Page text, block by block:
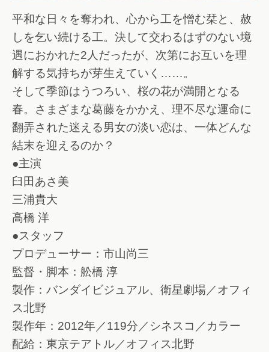
平和な日々を奪われ、心から工を憎む栞と、赦
しを乞い続ける工。決して交わるはずのない境
遇におかれた2人だったが、次第にお互いを理
解する気持ちが芽生えていく……。
そして季節はうつろい、桜の花が満開となる
春。さまざまな葛藤をかかえ、理不尽な運命に
翻弄された迷える男女の淡い恋は、一体どんな
結末を迎えるのか？
●主演
臼田あさ美
三浦貴大
高橋 洋
●スタッフ
プロデューサー：市山尚三
監督・脚本：舩橋 淳
製作：バンダイビジュアル、衛星劇場／オフィ
ス北野
製作年：2012年／119分／シネスコ／カラー
配給：東京テアトル／オフィス北野